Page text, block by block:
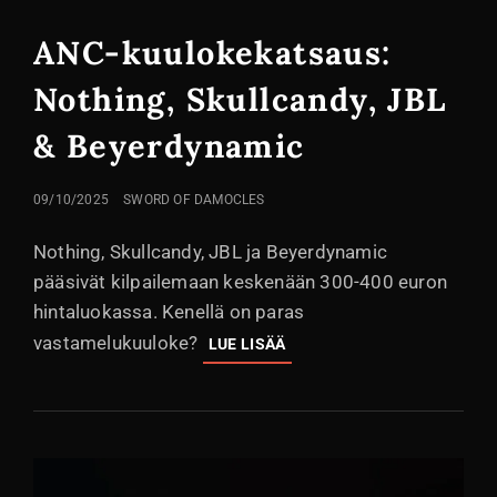
ANC-kuulokekatsaus:
Nothing, Skullcandy, JBL
& Beyerdynamic
LÄHETETTY
09/10/2025 SWORD OF DAMOCLES
Nothing, Skullcandy, JBL ja Beyerdynamic
pääsivät kilpailemaan keskenään 300-400 euron
hintaluokassa. Kenellä on paras
vastamelukuuloke?
LUE LISÄÄANC-
KUULOKEKATSAUS:
SKULLCANDY,